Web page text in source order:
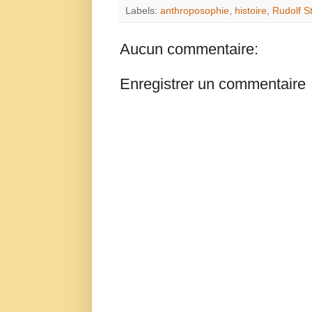
Labels: anthroposophie, histoire, Rudolf
Aucun commentaire:
Enregistrer un commentaire